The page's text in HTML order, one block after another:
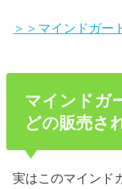
＞＞マインドガー
マインドガ
どの販売さ
実はこのマインド